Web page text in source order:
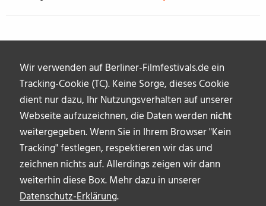
Wir verwenden auf Berliner-Filmfestivals.de ein
Tracking-Cookie (TC). Keine Sorge, dieses Cookie
dient nur dazu, Ihr Nutzungsverhalten auf unserer
Webseite aufzuzeichnen, die Daten werden nicht
weitergegeben. Wenn Sie in Ihrem Browser "Kein
Tracking" festlegen, respektieren wir das und
zeichnen nichts auf. Allerdings zeigen wir dann
weiterhin diese Box. Mehr dazu in unserer
Datenschutz-Erklärung.
Archive